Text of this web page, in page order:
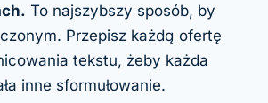
To najszybszy sposób, by
Przepisz każdą ofertę
tekstu, żeby każda
inne sformułowanie.